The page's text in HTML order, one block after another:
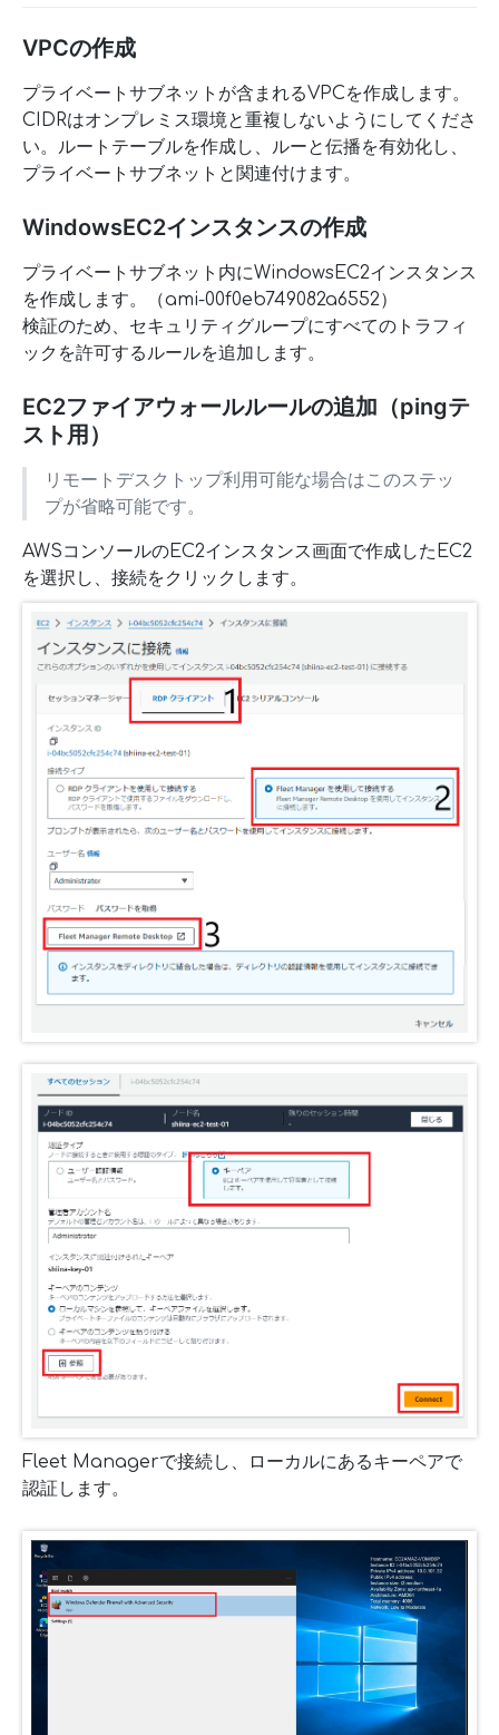
VPCの作成
プライベートサブネットが含まれるVPCを作成します。
CIDRはオンプレミス環境と重複しないようにしてくださ
い。ルートテーブルを作成し、ルーと伝播を有効化し、
プライベートサブネットと関連付けます。
WindowsEC2インスタンスの作成
プライベートサブネット内にWindowsEC2インスタンス
を作成します。（ami-00f0eb749082a6552）
検証のため、セキュリティグループにすべてのトラフィ
ックを許可するルールを追加します。
EC2ファイアウォールルールの追加（pingテ
スト用）
リモートデスクトップ利用可能な場合はこのステッ
プが省略可能です。
AWSコンソールのEC2インスタンス画面で作成したEC2
を選択し、接続をクリックします。
Fleet Managerで接続し、ローカルにあるキーペアで
認証します。